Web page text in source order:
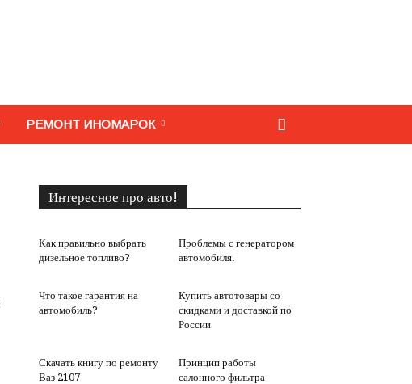
РЕМОНТ ИНОМАРОК
Интересное про авто!
Как правильно выбрать
дизельное топливо?
Проблемы с генератором
автомобиля.
Что такое гарантия на
автомобиль?
Купить автотовары со
скидками и доставкой по
России
Скачать книгу по ремонту
Ваз 2107
Принцип работы
салонного фильтра